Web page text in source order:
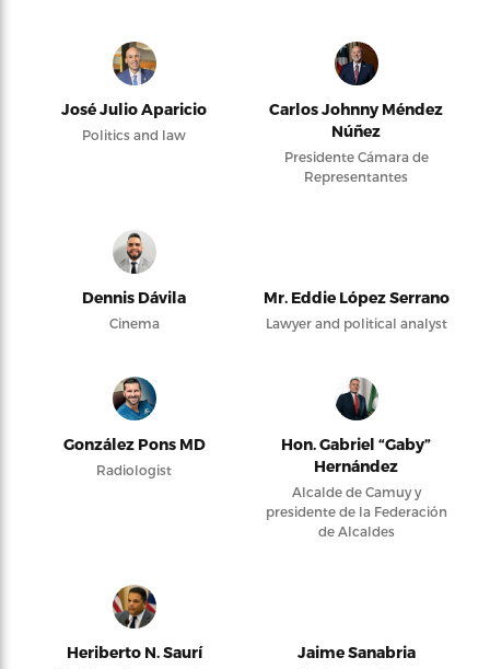
José Julio Aparicio
Politics and law
Carlos Johnny Méndez
Núñez
Presidente Cámara de
Representantes
Dennis Dávila
Cinema
Mr. Eddie López Serrano
Lawyer and political analyst
González Pons MD
Radiologist
Hon. Gabriel “Gaby”
Hernández
Alcalde de Camuy y
presidente de la Federación
de Alcaldes
Heriberto N. Saurí Jaime Sanabria